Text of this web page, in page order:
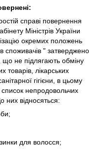
справі повернення
Міністрів України
окремих положень
споживачів " затверджено
що не підлягають обміну
лікарських
гігієни, в цьому
непродовольчих
них відносяться:
для волосся;